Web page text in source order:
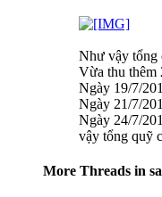
Như vậy tổng
Vừa thu thêm
Ngày 19/7/
Ngày 21/7/
Ngày 24/7/
vậy tổng quỹ
More Threads in